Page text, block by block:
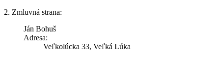
2. Zmluvná strana:
Ján Bohuš
Adresa:
Veľkolúcka 33, Veľká Lúka